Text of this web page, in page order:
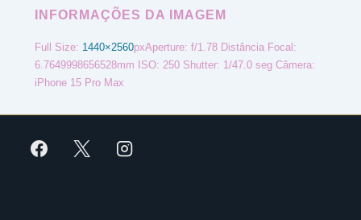
INFORMAÇÕES DA IMAGEM
Full Size: 1440×2560pxAperture: f/1.78 Distância Focal:
6.7649998656528mm
ISO: 250 Shutter: 1/47.0 seg Câmera:
iPhone 15 Pro Max